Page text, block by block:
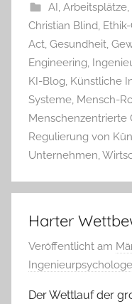
AI, Arbeitsplätze,
Christian Blind,
Act, Gesundheit,
Engineering,
KI-Blog, Künstliche
Systeme, Mensch-
Menschenzentrierte
Regulierung von
Unternehmen,
Harter
Veröffentlicht am
Ingenieurpsychologe
Der Wettlauf der